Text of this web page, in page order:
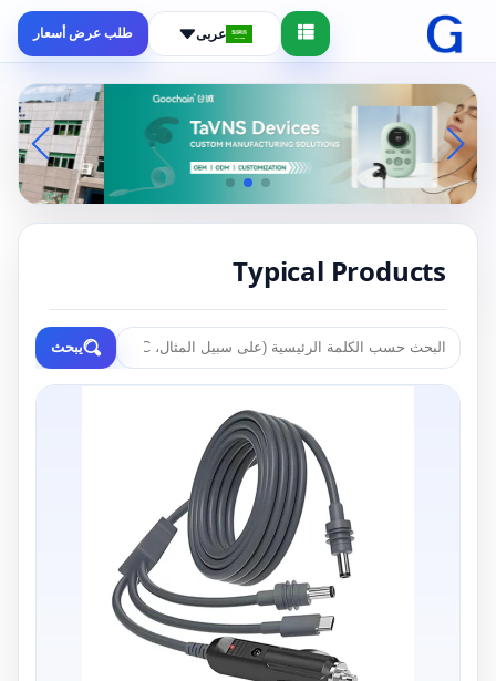
عربى طلب عرض أسعار
Typical Products
يبحث